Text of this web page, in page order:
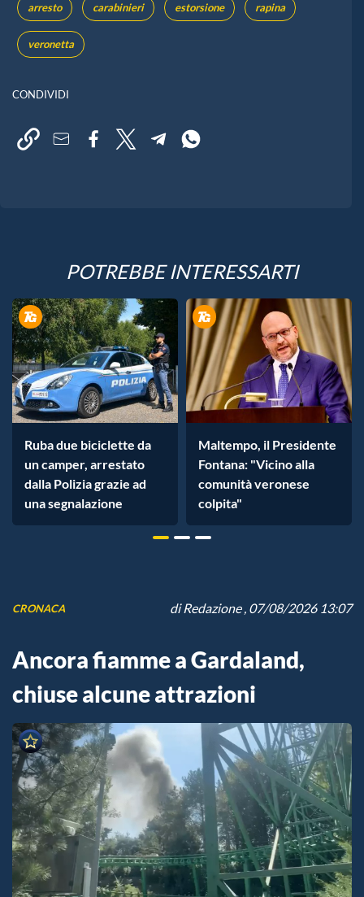
arresto carabinieri estorsione rapina
veronetta
CONDIVIDI
POTREBBE INTERESSARTI
Ruba due biciclette da
un camper, arrestato
dalla Polizia grazie ad
una segnalazione
Maltempo, il Presidente
Fontana: "Vicino alla
comunità veronese
colpita"
CRONACA diRedazione, 07/08/2026 13:07
Ancora fiamme a Gardaland,
chiuse alcune attrazioni